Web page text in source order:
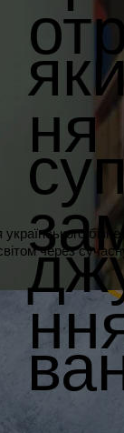
через
ня